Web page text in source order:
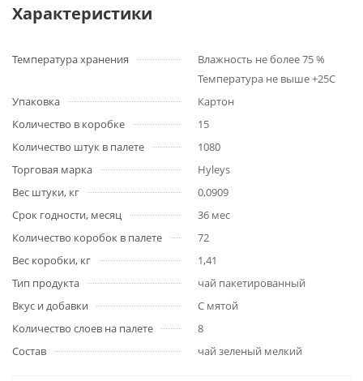
Характеристики
Температура хранения
Влажность не более 75 %
Температура не выше +25С
Упаковка
Картон
Количество в коробке
15
Количество штук в палете
1080
Торговая марка
Hyleys
Вес штуки, кг
0,0909
Срок годности, месяц
36 мес
Количество коробок в палете
72
Вес коробки, кг
1,41
Тип продукта
чай пакетированный
Вкус и добавки
С мятой
Количество слоев на палете
8
Состав
чай зеленый мелкий